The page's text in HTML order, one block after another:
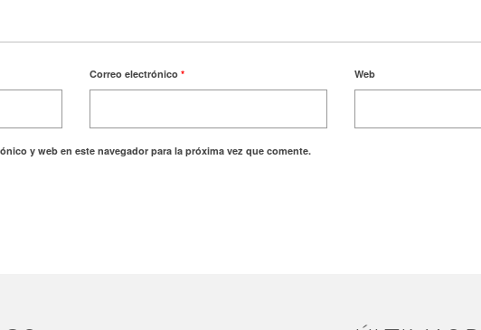
Correo electrónico* Web
y web en este navegador para la próxima vez que comente.